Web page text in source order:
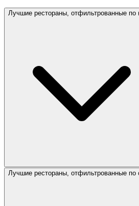
Лучшие рестораны, отфильтрованные по
Лучшие рестораны, отфильтрованные по